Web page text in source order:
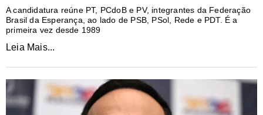
A candidatura reúne PT, PCdoB e PV, integrantes da Federação
Brasil da Esperança, ao lado de PSB, PSol, Rede e PDT. É a
primeira vez desde 1989
Leia Mais...